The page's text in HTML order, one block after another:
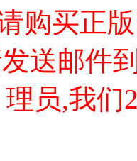
购买正
送邮件
理员,我们